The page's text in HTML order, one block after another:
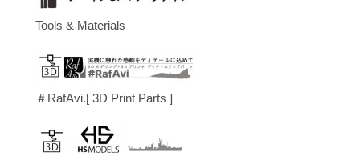
Tools & Materials
＃RafAvi.[ 3D Print Parts ]